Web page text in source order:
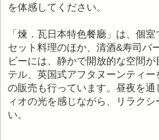
を体感してください。
「煉．瓦日本特色餐廳」は、個
セット料理のほか、清酒&寿司バ
ビーには、静かで開放的な空間
テル、英国式アフタヌーンティ
の販売も行っています。昼夜を
ィオの光を感じながら、リラク
い。